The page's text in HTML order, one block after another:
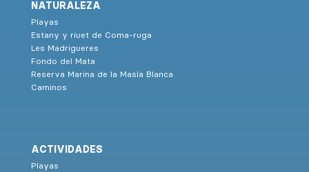
NATURALEZA
Playas
Estany y riuet de Coma-ruga
Les Madrigueres
Fondo del Mata
Reserva Marina de la Masía Blanca
Caminos
ACTIVIDADES
Playas